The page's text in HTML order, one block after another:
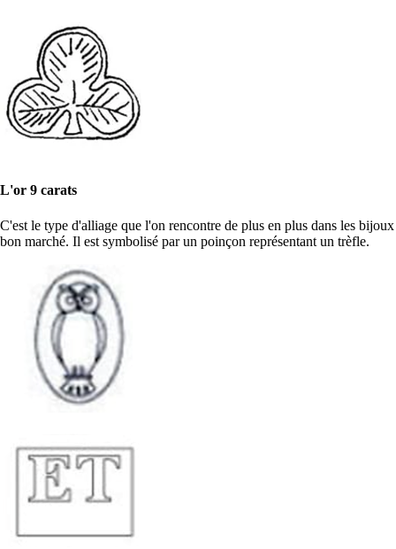
L'or 9 carats
C'est le type d'alliage que l'on rencontre de plus en plus dans les bijoux
bon marché. Il est symbolisé par un poinçon représentant un trèfle.